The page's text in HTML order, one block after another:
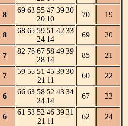
8
69 63 55 47 39 30
20 10
70 19
8
68 65 59 51 42 33
24 14
69 20
7
82 76 67 58 49 39
28 14
85 21
7
59 56 51 45 39 30
21 11
60 22
6
66 63 58 52 43 34
24 14
67 23
6
61 58 52 46 39 31
21 11
62 24